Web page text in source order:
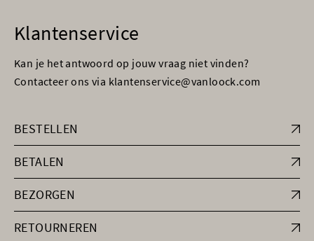
Klantenservice
Kan je het antwoord op jouw vraag niet vinden?
Contacteer ons via klantenservice@vanloock.com
BESTELLEN
BETALEN
BEZORGEN
RETOURNEREN